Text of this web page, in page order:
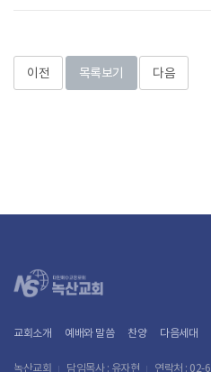
이전 목록보기 다음
교회소개 예배와 말씀 찬양 다음세대
녹산교회 담임목사 : 유자현 연락처 : 02-